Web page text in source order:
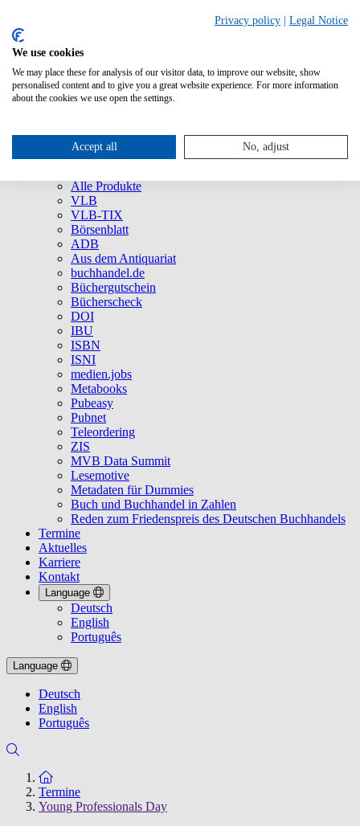
Über uns
Unternehmen
Presse
Service
Alle Produkte
VLB
VLB-TIX
Börsenblatt
ADB
Aus dem Antiquariat
buchhandel.de
Büchergutschein
Bücherscheck
DOI
IBU
ISBN
ISNI
medien.jobs
Metabooks
Pubeasy
Pubnet
Teleordering
ZIS
MVB Data Summit
Lesemotive
Metadaten für Dummies
Buch und Buchhandel in Zahlen
Reden zum Friedenspreis des Deutschen Buchhandels
Termine
Aktuelles
Karriere
Kontakt
Language
Deutsch
English
Português
Language
Deutsch
English
Português
Zur Startseite
Termine
Young Professionals Day
Privacy policy Legal Notice
We use cookies
We may place these for analysis of our visitor data, to improve our website, show
personalised content and to give you a great website experience. For more information
about the cookies we use open the settings.
Accept all No, adjust